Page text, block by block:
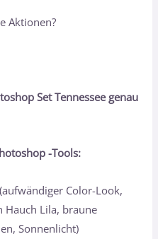
Aktionen?
Set Tennessee genau
-Tools:
Color-Look,
Hauch Lila, braune
Sonnenlicht)